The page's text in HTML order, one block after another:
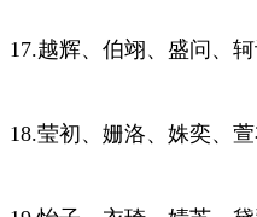
17.越辉、伯翊、盛问、
18.莹初、姗洛、姝奕、